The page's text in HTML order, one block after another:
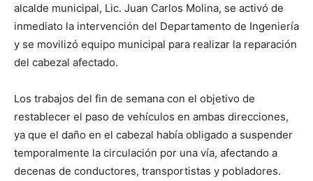
alcalde municipal, Lic. Juan Carlos Molina, se activó de
inmediato la intervención del Departamento de Ingeniería
y se movilizó equipo municipal para realizar la reparación
del cabezal afectado.
Los trabajos del fin de semana con el objetivo de
restablecer el paso de vehículos en ambas direcciones,
ya que el daño en el cabezal había obligado a suspender
temporalmente la circulación por una vía, afectando a
decenas de conductores, transportistas y pobladores.